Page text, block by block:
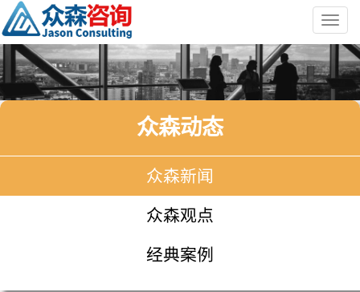
众森动态
众森新闻
众森观点
经典案例